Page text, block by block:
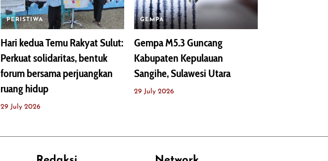
PERISTIWA
Hari kedua Temu Rakyat Sulut:
Perkuat solidaritas, bentuk
forum bersama perjuangkan
ruang hidup
29 July 2026
GEMPA
Gempa M5.3 Guncang
Kabupaten Kepulauan
Sangihe, Sulawesi Utara
29 July 2026